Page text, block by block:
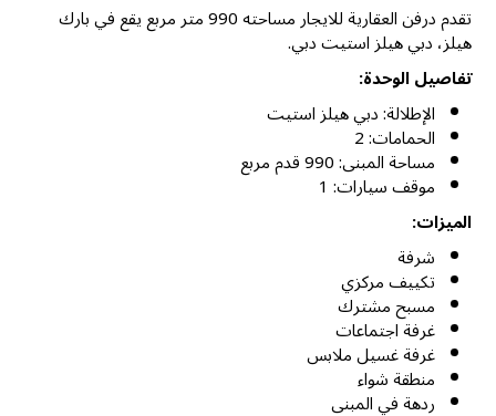
تقدم درفن العقارية للايجار مساحته 990 متر مربع يقع في بارك
هيلز، دبي هيلز استيت دبي.
تفاصيل الوحدة:
الإطلالة: دبي هيلز استيت
الحمامات: 2
مساحة المبنى: 990 قدم مربع
موقف سيارات: 1
الميزات:
شرفة
تكييف مركزي
مسبح مشترك
غرفة اجتماعات
غرفة غسيل ملابس
منطقة شواء
ردهة في المبنى